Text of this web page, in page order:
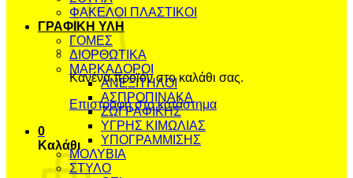
Κανένα προϊόν στο καλάθι σας.
Επιστροφή στο κατάστημα
0
Καλάθι
ΦΑΚΕΛΟΙ ΠΛΑΣΤΙΚΟΙ
ΓΡΑΦΙΚΗ ΥΛΗ
ΓΟΜΕΣ
ΔΙΟΡΘΩΤΙΚΑ
ΜΑΡΚΑΔΟΡΟΙ
ΑΝΕΞΙΤΗΛΟΙ
ΑΣΠΡΟΠΙΝΑΚΑ
ΖΩΓΡΑΦΙΚΗΣ
ΥΓΡΗΣ ΚΙΜΩΛΙΑΣ
ΥΠΟΓΡΑΜΜΙΣΗΣ
ΜΟΛΥΒΙΑ
ΣΤΥΛΟ